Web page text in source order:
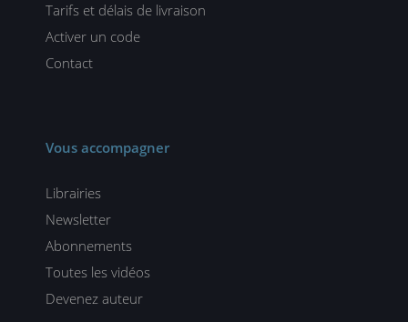
Tarifs et délais de livraison
Activer un code
Contact
Vous accompagner
Librairies
Newsletter
Abonnements
Toutes les vidéos
Devenez auteur